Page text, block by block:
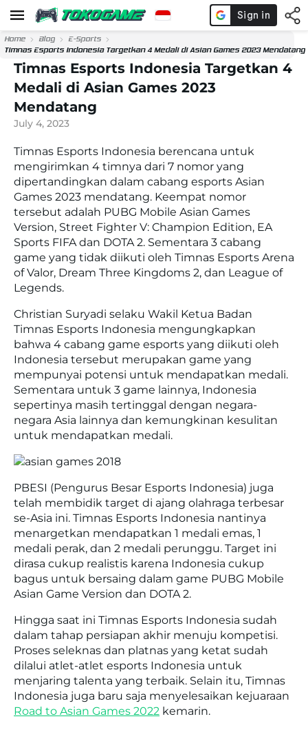
Home Blog
E-Sports
Timnas Esports Indonesia Targetkan 4 Medali di Asian Games 2023 Mendatang
Timnas Esports Indonesia Targetkan 4
Medali di Asian Games 2023
Mendatang
July 4, 2023
Timnas Esports Indonesia berencana untuk
mengirimkan 4 timnya dari 7 nomor yang
dipertandingkan dalam cabang esports Asian
Games 2023 mendatang. Keempat nomor
tersebut adalah PUBG Mobile Asian Games
Version, Street Fighter V: Champion Edition, EA
Sports FIFA dan DOTA 2. Sementara 3 cabang
game yang tidak diikuti oleh Timnas Esports Arena
of Valor, Dream Three Kingdoms 2, dan League of
Legends.
Christian Suryadi selaku Wakil Ketua Badan
Timnas Esports Indonesia mengungkapkan
bahwa 4 cabang game esports yang diikuti oleh
Indonesia tersebut merupakan game yang
mempunyai potensi untuk mendapatkan medali.
Sementara untuk 3 game lainnya, Indonesia
sepertinya masih tertinggal dengan negara-
negara Asia lainnya dan kemungkinan kesulitan
untuk mendapatkan medali.
PBESI (Pengurus Besar Esports Indonesia) juga
telah membidik target di ajang olahraga terbesar
se-Asia ini. Timnas Esports Indonesia nantinya
menargetkan mendapatkan 1 medali emas, 1
medali perak, dan 2 medali perunggu. Target ini
dirasa cukup realistis karena Indonesia cukup
bagus untuk bersaing dalam game PUBG Mobile
Asian Game Version dan DOTA 2.
Hingga saat ini Timnas Esports Indonesia sudah
dalam tahap persiapan akhir menuju kompetisi.
Proses seleknas dan platnas yang ketat sudah
dilalui atlet-atlet esports Indonesia untuk
menjaring talenta yang terbaik. Selain itu, Timnas
Indonesia juga baru saja menyelesaikan kejuaraan
Road to Asian Games 2022 kemarin.